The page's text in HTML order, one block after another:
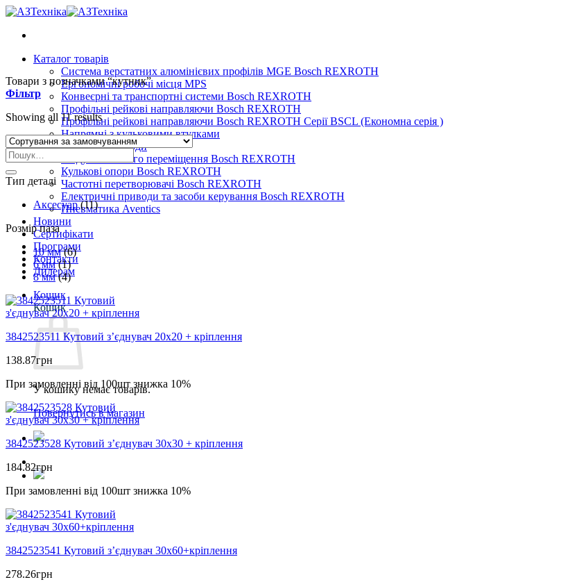
Skip
content
Каталог товарів
Система верстатних алюмінієвих профілів MGE Bosch REXROTH
Ергономічні робочі місця MPS
Конвеєрні та транспортні системи Bosch REXROTH
Профільні рейкові направляючи Bosch REXROTH
Профільні рейкові направляючи Bosch REXROTH Серії BSCL (Економна серія )
Напрямні з кульковими втулками
Гвинтові приводи
Модулі лінійного переміщення Bosch REXROTH
Кулькові опори Bosch REXROTH
Частотні перетворювачі Bosch REXROTH
Електричні приводи та засоби керування Bosch REXROTH
Пневматика Aventics
Новини
Сертифікати
Програми
Контакти
Дилерам
Кошик
Кошик
У кошику немає товарів.
Повернутись в магазин
Товари з позначками “кутник”
Фільтр
Showing all 11 results
Шукати:
Тип деталі
Аксесуар (11)
Розмір паза
10 мм (6)
6 мм (1)
8 мм (4)
3842523511 Кутовий з’єднувач 20х20 + кріплення
138.87грн
При замовленні від 100шт знижка 10%
3842523528 Кутовий з’єднувач 30х30 + кріплення
184.82грн
При замовленні від 100шт знижка 10%
3842523541 Кутовий з’єднувач 30х60+кріплення
278.26грн